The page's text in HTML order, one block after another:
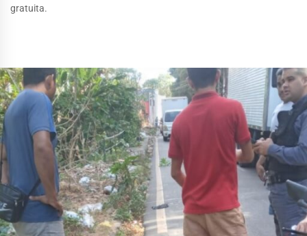
gratuita.